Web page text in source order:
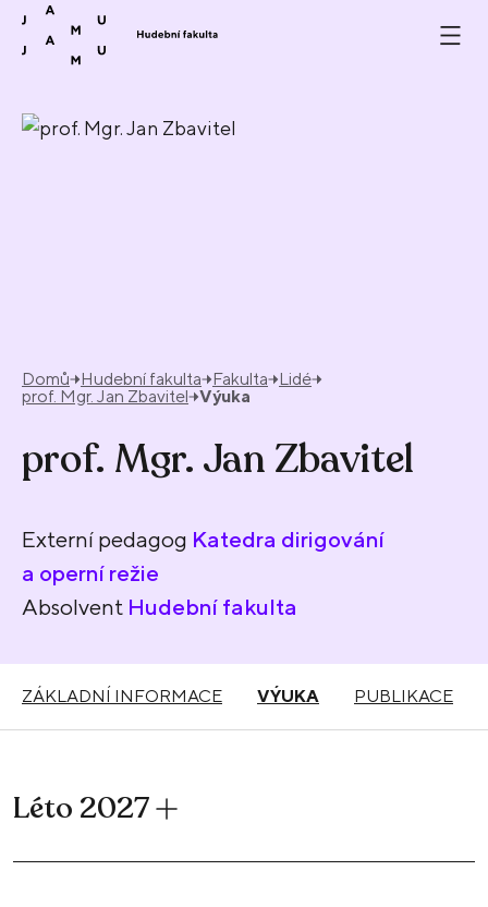
Přeskočit na obsah
Domů Hudební fakulta Fakulta
Lidé
prof. Mgr. Jan Zbavitel Výuka
prof. Mgr. Jan Zbavitel
Externí pedagog Katedra dirigování
a operní režie
Absolvent Hudební fakulta
ZÁKLADNÍ INFORMACE VÝUKA PUBLIKACE
Léto 2027